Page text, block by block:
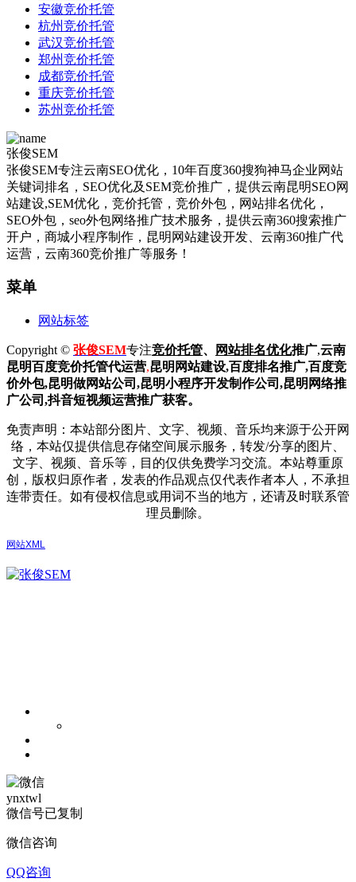
安徽竞价托管
杭州竞价托管
武汉竞价托管
郑州竞价托管
成都竞价托管
重庆竞价托管
苏州竞价托管
张俊SEM
张俊SEM专注云南SEO优化，10年百度360搜狗神马企业网站
关键词排名，SEO优化及SEM竞价推广，提供云南昆明SEO网
站建设,SEM优化，竞价托管，竞价外包，网站排名优化，
SEO外包，seo外包网络推广技术服务，提供云南360搜索推广
开户，商城小程序制作，昆明网站建设开发、云南360推广代
运营，云南360竞价推广等服务！
菜单
网站标签
Copyright © 张俊SEM专注竞价托管、 网站排名优化推广,云南
昆明百度竞价托管代运营,昆明网站建设,百度排名推广,百度竞
价外包,昆明做网站公司,昆明小程序开发制作公司,昆明网络推
广公司,抖音短视频运营推广获客。
免责声明：本站部分图片、文字、视频、音乐均来源于公开网
络，本站仅提供信息存储空间展示服务，转发/分享的图片、
文字、视频、音乐等，目的仅供免费学习交流。本站尊重原
创，版权归原作者，发表的作品观点仅代表作者本人，不承担
连带责任。如有侵权信息或用词不当的地方，还请及时联系管
理员删除。
网站XML
ynxtwl
微信号已复制
微信咨询
QQ咨询